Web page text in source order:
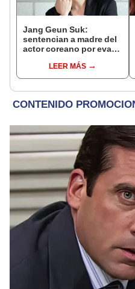
Jang Geun Suk:
sentencian a madre del
actor coreano por evadir
LEER MÁS